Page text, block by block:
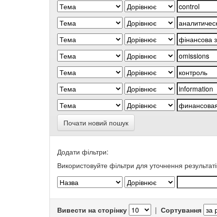
Почати новий пошук
Додати фільтри:
Використовуйте фільтри для уточнення
Вивести на сторінку | Сортування